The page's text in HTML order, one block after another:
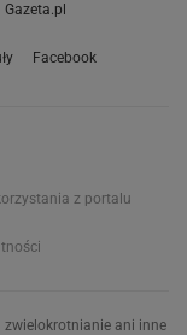
Gazeta.pl
Facebook
z portalu
zwielokrotnianie ani inne